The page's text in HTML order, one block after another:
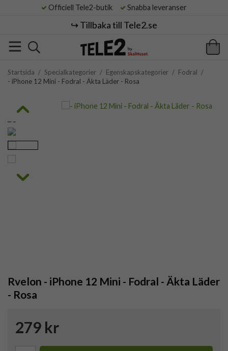
Officiell Tele2-butik Snabba leveranser
↪️ Tillbaka till Tele2.se
Startsida / Specialkategorier / Egenskapskategorier / Fodral /
- iPhone 12 Mini - Fodral - Äkta Läder - Rosa
Rvelon - iPhone 12 Mini - Fodral - Äkta Läder
- Rosa
279 kr